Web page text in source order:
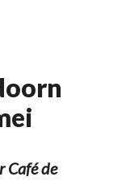
Café de